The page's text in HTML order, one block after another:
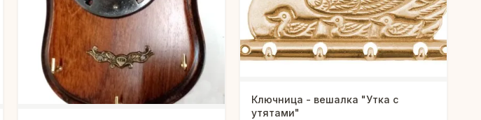
Ключница - вешалка "Утка с
утятами"